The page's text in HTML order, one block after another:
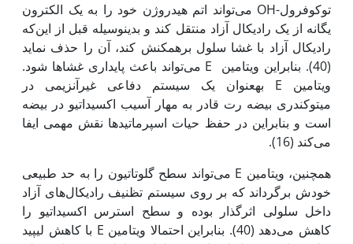
توکوفرول-OH می‌تواند اتم هیدروژن خود را به یک الکترون
یگانه از یک رادیکال آزاد منتقل کند و بدین‏وسیله قبل از این‌که
رادیکال آزاد با غشا سلول برهم‏کنش کند، آن را حذف نماید
(40). بنابراین ویتامین E می‌تواند باعث پایداری غشاها شود.
ویتامین E به‏عنوان یک سیستم دفاعی غیرآنزیمی در
میتوکندری بیضه رت قادر به مهار آسیب اکسیداتیو در بیضه
است و بنابراین در حفظ حیات اسپرماتیدها نقش مهمی ایفا
می‌کند (16).
همچنین، ویتامین E می‌تواند سطح گلوتاتیون را به حد طبیعی
خودش برگرداند که بر روی سیستم تظنیف رادیکال‌های آزاد
داخل سلولی اثرگذار بوده و سطح استرس اکسیداتیو را
کاهش می‌دهد (40). بنابراین احتمالا ویتامین E با کاهش لیپید